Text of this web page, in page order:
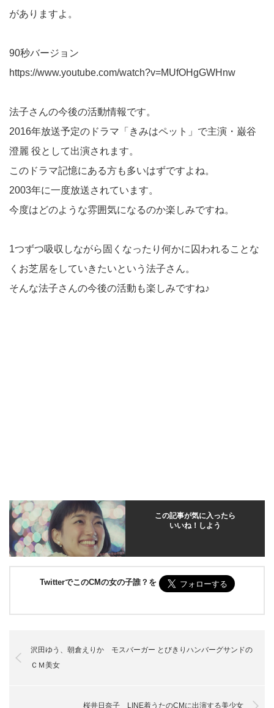
がありますよ。
90秒バージョン
https://www.youtube.com/watch?v=MUfOHgGWHnw
法子さんの今後の活動情報です。
2016年放送予定のドラマ「きみはペット」で主演・巌谷
澄麗 役として出演されます。
このドラマ記憶にある方も多いはずですよね。
2003年に一度放送されています。
今度はどのような雰囲気になるのか楽しみですね。
1つずつ吸収しながら固くなったり何かに囚われることな
くお芝居をしていきたいという法子さん。
そんな法子さんの今後の活動も楽しみですね♪
この記事が気に入ったら
いいね！しよう
TwitterでこのCMの女の子誰？を
沢田ゆう、朝倉えりか モスバーガー とびきりハンバーグサンドの
ＣＭ美女
桜井日奈子 LINE着うたのCMに出演する美少女